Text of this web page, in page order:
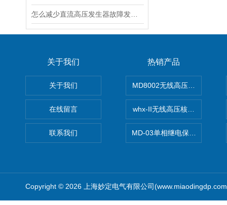
关于我们
关于我们
在线留言
联系我们
热销产品
MD8002无线高压核相仪
whx-II无线高压核相仪
MD-03单相继电保护测试仪价
Copyright © 2026 上海妙定电气有限公司